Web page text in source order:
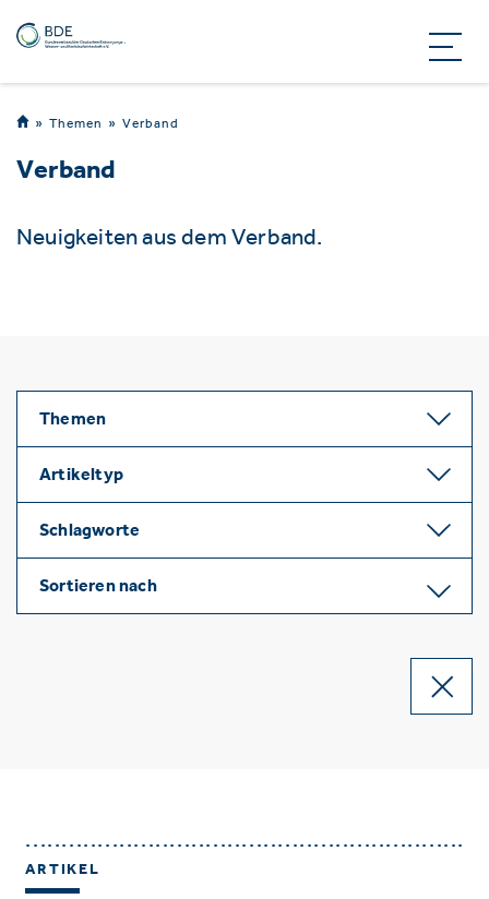
Themen Verband
Verband
Neuigkeiten aus dem Verband.
Themen
Artikeltyp
Schlagworte
Sortieren nach
ARTIKEL